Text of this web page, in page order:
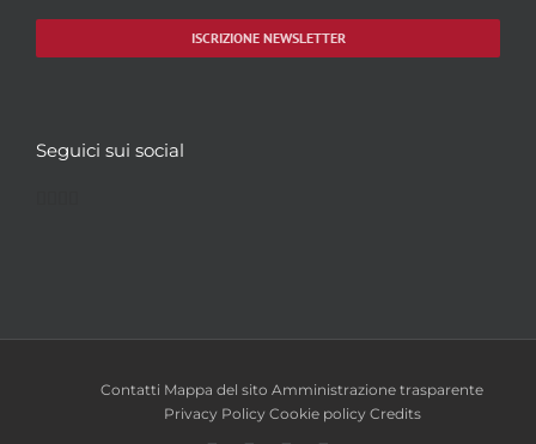
ISCRIZIONE NEWSLETTER
Seguici sui social
Contatti Mappa del sito Amministrazione trasparente
Privacy Policy Cookie policy Credits